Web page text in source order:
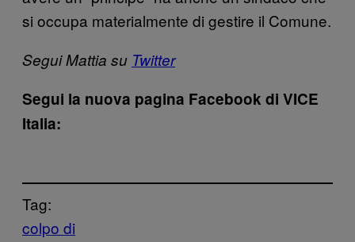
si occupa materialmente di gestire il Comune.
Segui Mattia su Twitter
Segui la nuova pagina Facebook di VICE
Italia:
Tag:
colpo di